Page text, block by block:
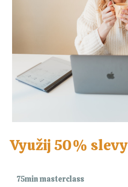
Využij 50% slevy
75min masterclass